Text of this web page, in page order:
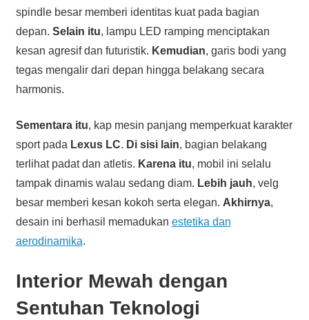
spindle besar memberi identitas kuat pada bagian
depan. Selain itu, lampu LED ramping menciptakan
kesan agresif dan futuristik. Kemudian, garis bodi yang
tegas mengalir dari depan hingga belakang secara
harmonis.
Sementara itu, kap mesin panjang memperkuat karakter
sport pada Lexus LC. Di sisi lain, bagian belakang
terlihat padat dan atletis. Karena itu, mobil ini selalu
tampak dinamis walau sedang diam. Lebih jauh, velg
besar memberi kesan kokoh serta elegan. Akhirnya,
desain ini berhasil memadukan estetika dan
aerodinamika.
Interior Mewah dengan
Sentuhan Teknologi